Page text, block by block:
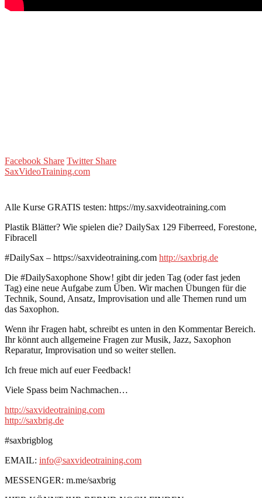
Facebook Share Twitter Share
SaxVideoTraining.com
Alle Kurse GRATIS testen: https://my.saxvideotraining.com
Plastik Blätter? Wie spielen die? DailySax 129 Fiberreed, Forestone,
Fibracell
#DailySax – https://saxvideotraining.com http://saxbrig.de
Die #DailySaxophone Show! gibt dir jeden Tag (oder fast jeden
Tag) eine neue Aufgabe zum Üben. Wir machen Übungen für die
Technik, Sound, Ansatz, Improvisation und alle Themen rund um
das Saxophon.
Wenn ihr Fragen habt, schreibt es unten in den Kommentar Bereich.
Ihr könnt auch allgemeine Fragen zur Musik, Jazz, Saxophon
Reparatur, Improvisation und so weiter stellen.
Ich freue mich auf euer Feedback!
Viele Spass beim Nachmachen…
http://saxvideotraining.com
http://saxbrig.de
#saxbrigblog
EMAIL: info@saxvideotraining.com
MESSENGER: m.me/saxbrig